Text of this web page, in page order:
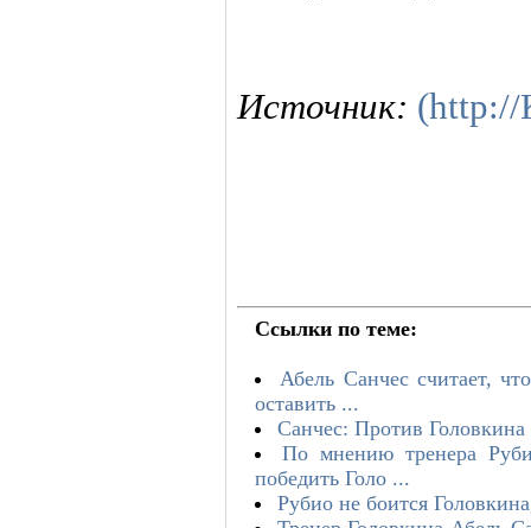
Источник: (http://
Ссылки по теме:
Абель Санчес считает,
оставить ...
Санчес: Против
По мнению тренера
победить Голо ...
Рубио не боится